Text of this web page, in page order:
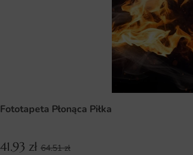
Fototapeta Płonąca Piłka
41.93 zł 64.51zł